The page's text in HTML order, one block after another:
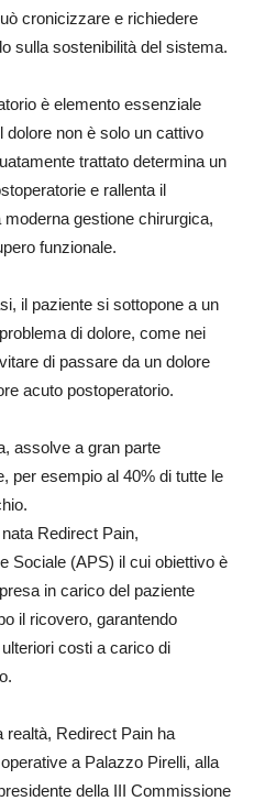
cronicizzare e richiedere
sulla sostenibilità del sistema.
è elemento essenziale
dolore non è solo un cattivo
trattato determina un
e rallenta il
gestione chirurgica,
funzionale.
il paziente si sottopone a un
di dolore, come nei
di passare da un dolore
acuto postoperatorio.
assolve a gran parte
per esempio al 40% di tutte le
Redirect Pain,
Sociale (APS) il cui obiettivo è
in carico del paziente
il ricovero, garantendo
costi a carico di
realtà, Redirect Pain ha
a Palazzo Pirelli, alla
della III Commissione